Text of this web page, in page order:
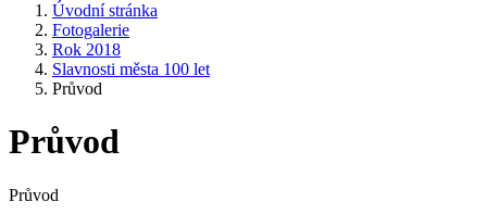
Úvodní stránka
Fotogalerie
Rok 2018
Slavnosti města 100 let
Průvod
Průvod
Průvod